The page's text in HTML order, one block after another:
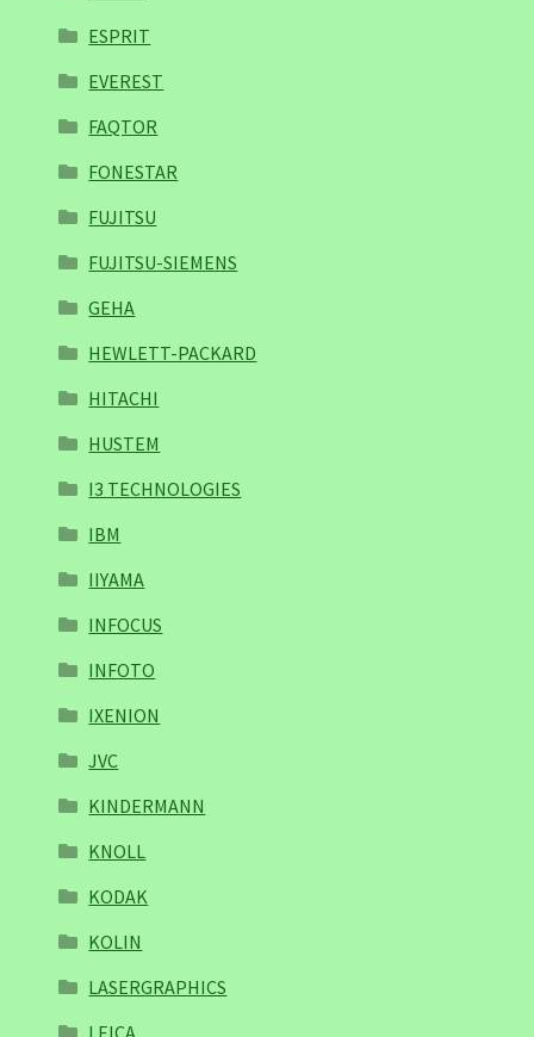
ESPRIT
EVEREST
FAQTOR
FONESTAR
FUJITSU
FUJITSU-SIEMENS
GEHA
HEWLETT-PACKARD
HITACHI
HUSTEM
I3 TECHNOLOGIES
IBM
IIYAMA
INFOCUS
INFOTO
IXENION
JVC
KINDERMANN
KNOLL
KODAK
KOLIN
LASERGRAPHICS